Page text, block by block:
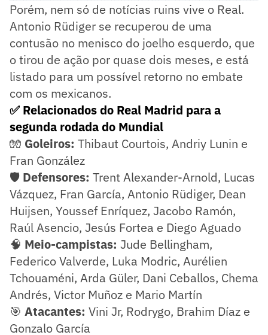
Porém, nem só de notícias ruins vive o Real.
Antonio Rüdiger se recuperou de uma
contusão no menisco do joelho esquerdo, que
o tirou de ação por quase dois meses, e está
listado para um possível retorno no embate
com os mexicanos.
✅ Relacionados do Real Madrid para a
segunda rodada do Mundial
🧤 Goleiros: Thibaut Courtois, Andriy Lunin e
Fran González
🛡️ Defensores: Trent Alexander-Arnold, Lucas
Vázquez, Fran García, Antonio Rüdiger, Dean
Huijsen, Youssef Enríquez, Jacobo Ramón,
Raúl Asencio, Jesús Fortea e Diego Aguado
🧠 Meio-campistas: Jude Bellingham,
Federico Valverde, Luka Modric, Aurélien
Tchouaméni, Arda Güler, Dani Ceballos, Chema
Andrés, Victor Muñoz e Mario Martín
🎯 Atacantes: Vini Jr, Rodrygo, Brahim Díaz e
Gonzalo García